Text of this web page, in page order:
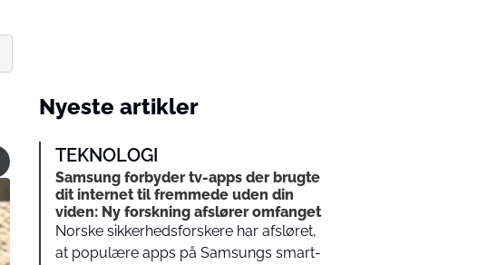
Nyeste artikler
TEKNOLOGI
Samsung forbyder tv-apps der brugte
dit internet til fremmede uden din
viden: Ny forskning afslører omfanget
Norske sikkerhedsforskere har afsløret,
at populære apps på Samsungs smart-